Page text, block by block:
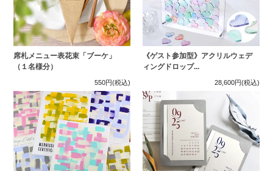
席札メニュー表花束「ブーケ」
（１名様分）
550円(税込)
《ゲスト参加型》アクリルウェデ
ィングドロップ...
28,600円(税込)